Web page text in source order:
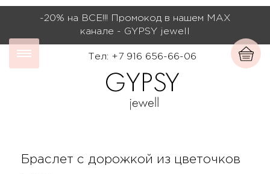
-20% на ВСЕ!!! Промокод в нашем МАХ
канале - GYPSY jewell
Тел: +7 916 656-66-06
Браслет с дорожкой из цветочков